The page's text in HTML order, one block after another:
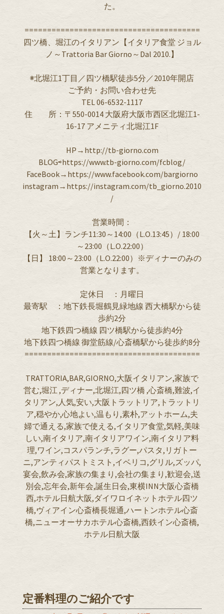
た。
=======================================
四ツ橋、堀江のイタリアン【イタリア食堂 ジョル
ノ～Trattoria Bar Giorno～Dal 2010.】
◉北堀江1丁目／四ツ橋駅徒歩5分／2010年開店
ご予約・お問い合わせ先
TEL 06-6532-1117
住 所：〒550-0014 大阪府大阪市西区北堀江1-
16-17 アメニティ北堀江1F
HP→http://tb-giorno.com
BLOG⇨https://www.tb-giorno.com/fcblog/
FaceBook→https://www.facebook.com/bargiorno
instagram→https://instagram.com/tb_giorno.2010
/
営業時間：
【火～土】ランチ11:30～14:00（L.O.13:45）/ 18:00
～23:00（L.O.22:00）
【日】 18:00～23:00（L.O.22:00）※ディナーのみの
営業となります。
定休日 ：月曜日
最寄駅 ：地下鉄長堀鶴見緑地線 西大橋駅から徒
歩約2分
地下鉄四つ橋線 四ツ橋駅から徒歩約4分
地下鉄四つ橋線 御堂筋線/心斎橋駅から徒歩約8分
=======================================
TRATTORIA,BAR,GIORNO,大阪イタリアン,家族で
営む,堀江 ,ディナー,北堀江,四ツ橋 ,心斎橋,難波,イ
タリアン,人気,安い,大阪トラットリア,トラットリ
ア,穏やか,心地よい,温もり,素朴,アットホーム,夫
婦で通える,家族で使える,イタリア食堂,気軽,美味
しい,南イタリア,南イタリアワイン,南イタリア料
理,ワイン,コスパランチ,ラグー,パスタ,リガトー
ニ,アンティパストミスト,イベリコ,グリル,ズッパ,
宴会,飲み会,家族の集まり,会社の集まり,歓迎会,送
別会,忘年会,新年会,誕生日会,東横INN大阪心斎橋
西,ホテル日航大阪,ダイワロイネットホテル四ツ
橋,ヴィアイン心斎橋長堀通,ハートンホテル心斎
橋,ニューオーサカホテル心斎橋,西鉄イン心斎橋,
ホテル日航大阪
定番料理のご紹介です